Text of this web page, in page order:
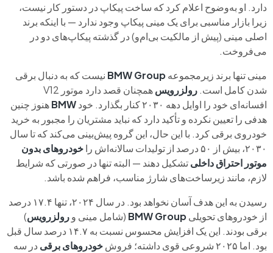
دارد. او به‌وضوح اعلام کرد که ساخت پیکاپ در دستور کار نیست،
زیرا بازار مناسبی برای یک مینی پیکاپ وجود ندارد — با اینکه برند
اصلی مینی (پیش از مالکیت بی‌ام‌و) در گذشته پیکاپ‌های دو در
می‌فروخت.
مینی تنها برند زیرمجموعه
BMWGroup
نیست که به دنبال برقی
شدن کامل است.رولزرویس
همچنان قصد دارد موتور V12
افسانه‌ای خود را اوایل دهه ۲۰۳۰ کنار بگذارد. خود
BMWهنوز چنین
هدفی را تعیین نکرده و تأکید دارد که نباید مشتریان را مجبور به خرید
خودروی برقی کرد. با این حال، این گروه پیش‌بینی می‌کند که تا سال
۲۰۳۰، بیش از ۵۰ درصد از تولیدات سالانه‌اش را
خودروهای بدون
موتور احتراق داخلیتشکیل دهند — البته تنها در صورتی که شرایط
لازم، مانند زیرساخت‌های شارژ مناسب، فراهم شده باشد.
رسیدن به این هدف آسان نخواهد بود. در سال ۲۰۲۴، تنها ۱۷.۴ درصد
از خودروهای تحویلیBMW Group (شامل مینی ورولزرویس)
برقی بودند. این یک افزایش محسوس نسبت به ۱۴.۷ درصد سال قبل
بود. اما ۲۰۲۵ شروعی قوی داشته؛ فروش
خودروهای برقی در سه